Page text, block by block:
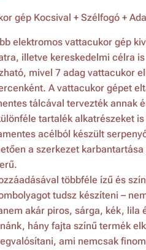
gép Kocsival + Szélfogó +
elektromos vattacukor gép
illetve kereskedelmi célra is
mivel 7 adag vattacukor
A vattacukor gépet
tálcával tervezték annak
tartalék alkatrészeket
acélból készült
a szerkezet
többféle ízű és
tudsz készíteni –
akár piros, sárga, kék, lila
hány fajta színű termék
ami nemcsak